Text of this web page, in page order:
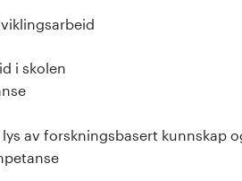
i skolen
av forskningsbasert kunnskap